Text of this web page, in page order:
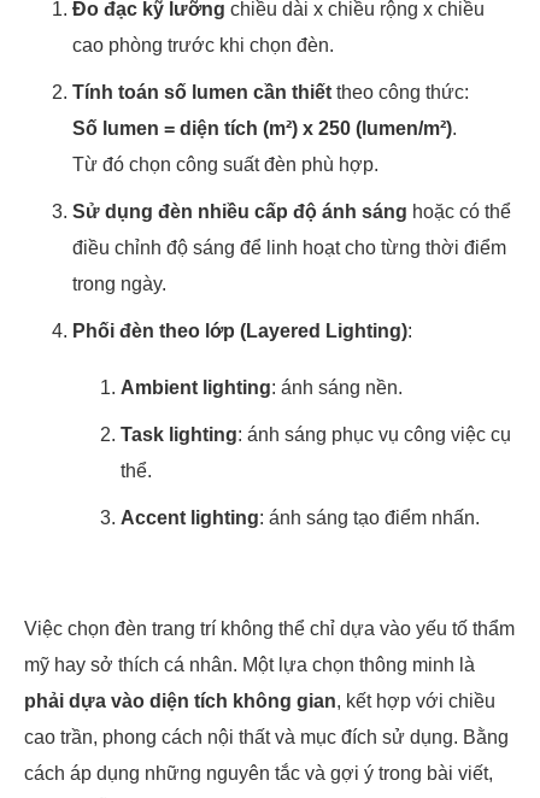
Đo đạc kỹ lưỡng chiều dài x chiều rộng x chiều
cao phòng trước khi chọn đèn.
Tính toán số lumen cần thiết theo công thức:
Số lumen = diện tích (m²) x 250 (lumen/m²).
Từ đó chọn công suất đèn phù hợp.
Sử dụng đèn nhiều cấp độ ánh sáng hoặc có thể
điều chỉnh độ sáng để linh hoạt cho từng thời điểm
trong ngày.
Phối đèn theo lớp (Layered Lighting):
Ambient lighting: ánh sáng nền.
Task lighting: ánh sáng phục vụ công việc cụ
thể.
Accent lighting: ánh sáng tạo điểm nhấn.
Việc chọn đèn trang trí không thể chỉ dựa vào yếu tố thẩm
mỹ hay sở thích cá nhân. Một lựa chọn thông minh là
phải dựa vào diện tích không gian, kết hợp với chiều
cao trần, phong cách nội thất và mục đích sử dụng. Bằng
cách áp dụng những nguyên tắc và gợi ý trong bài viết,